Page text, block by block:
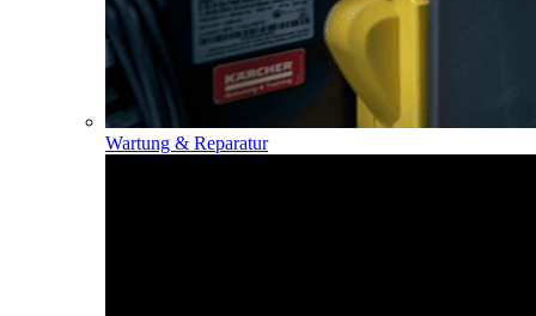
Wartung & Reparatur